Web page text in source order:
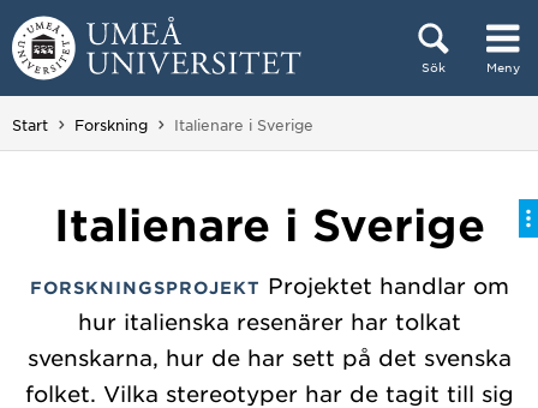
Hoppa direkt till innehållet
Sök Meny
Huvudmenyn dold.
Start Forskning Du är här:
Italienare i Sverige
Italienare i Sverige
FORSKNINGSPROJEKT Projektet handlar om
hur italienska resenärer har tolkat
svenskarna, hur de har sett på det svenska
folket. Vilka stereotyper har de tagit till sig